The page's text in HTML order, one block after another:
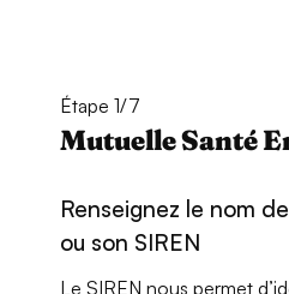
Étape 1/7
Mutuelle Santé
Renseignez le nom
ou son SIREN
Le SIREN nous permet